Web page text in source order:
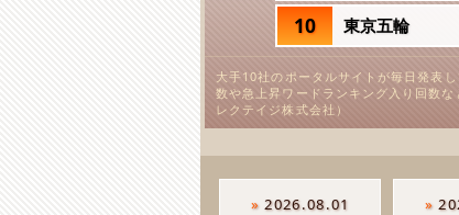
10 東京五輪
大手10社のポータルサイトが毎日発表
数や急上昇ワードランキング入り回数
レクテイジ株式会社）
»2026.08.01 »